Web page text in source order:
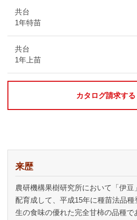
共台
1年特苗
共台
1年上苗
カタログ請求する
来歴
農研機構果樹研究所において「伊豆
配育成して、平成15年に種苗法品
生の食味の優れた完全甘柿の品種で